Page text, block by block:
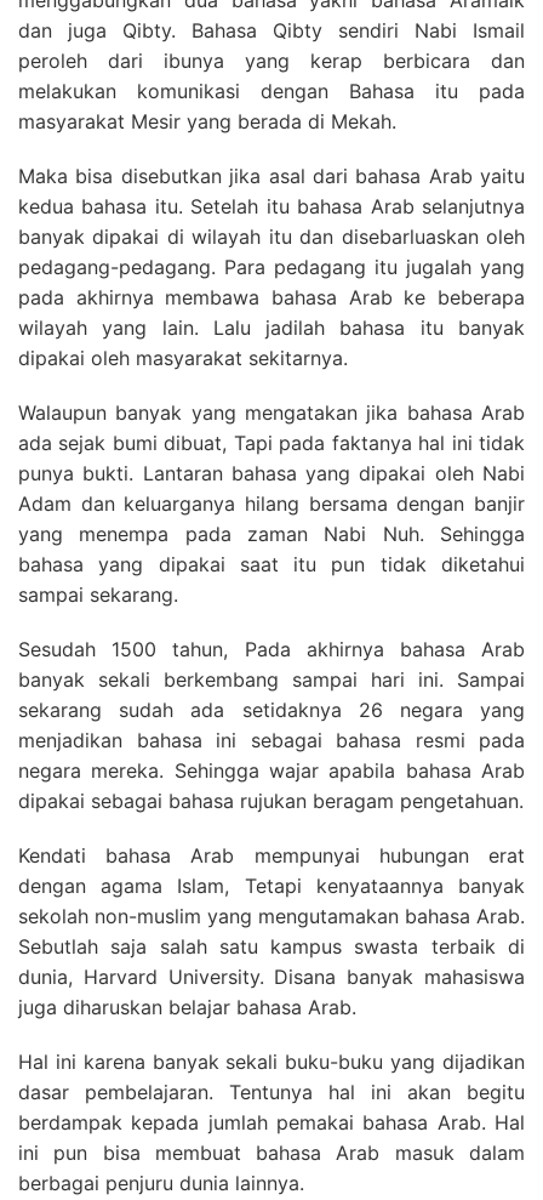
dan juga Qibty. Bahasa Qibty sendiri Nabi Ismail
peroleh dari ibunya yang kerap berbicara dan
melakukan komunikasi dengan Bahasa itu pada
masyarakat Mesir yang berada di Mekah.
Maka bisa disebutkan jika asal dari bahasa Arab yaitu
kedua bahasa itu. Setelah itu bahasa Arab selanjutnya
banyak dipakai di wilayah itu dan disebarluaskan oleh
pedagang-pedagang. Para pedagang itu jugalah yang
pada akhirnya membawa bahasa Arab ke beberapa
wilayah yang lain. Lalu jadilah bahasa itu banyak
dipakai oleh masyarakat sekitarnya.
Walaupun banyak yang mengatakan jika bahasa Arab
ada sejak bumi dibuat, Tapi pada faktanya hal ini tidak
punya bukti. Lantaran bahasa yang dipakai oleh Nabi
Adam dan keluarganya hilang bersama dengan banjir
yang menempa pada zaman Nabi Nuh. Sehingga
bahasa yang dipakai saat itu pun tidak diketahui
sampai sekarang.
Sesudah 1500 tahun, Pada akhirnya bahasa Arab
banyak sekali berkembang sampai hari ini. Sampai
sekarang sudah ada setidaknya 26 negara yang
menjadikan bahasa ini sebagai bahasa resmi pada
negara mereka. Sehingga wajar apabila bahasa Arab
dipakai sebagai bahasa rujukan beragam pengetahuan.
Kendati bahasa Arab mempunyai hubungan erat
dengan agama Islam, Tetapi kenyataannya banyak
sekolah non-muslim yang mengutamakan bahasa Arab.
Sebutlah saja salah satu kampus swasta terbaik di
dunia, Harvard University. Disana banyak mahasiswa
juga diharuskan belajar bahasa Arab.
Hal ini karena banyak sekali buku-buku yang dijadikan
dasar pembelajaran. Tentunya hal ini akan begitu
berdampak kepada jumlah pemakai bahasa Arab. Hal
ini pun bisa membuat bahasa Arab masuk dalam
berbagai penjuru dunia lainnya.